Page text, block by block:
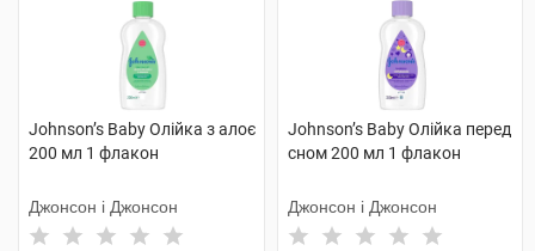
Johnson’s Baby Олійка з алоє
200 мл 1 флакон
Джонсон і Джонсон
Johnson’s Baby Олійка перед
сном 200 мл 1 флакон
Джонсон і Джонсон